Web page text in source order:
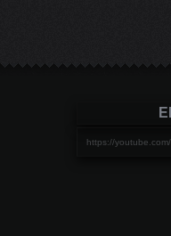
https://